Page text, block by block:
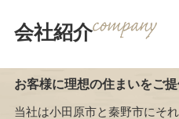
会社紹介
お客様に理想の住まいをご提
当社は小田原市と秦野市にそ